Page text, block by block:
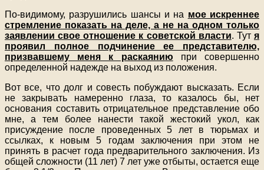
По-видимому, разрушились шансы и на мое искреннее
стремление показать на деле, а не на одном только
заявлении свое отношение к советской власти. Тутя
проявил полное подчинение ее представителю,
призвавшему меня к раскаянию при совершенно
определенной надежде на выход из положения.
Вот все, что долг и совесть побуждают высказать. Если
не закрывать намеренно глаза, то казалось бы, нет
основания составить отрицательное представление обо
мне, а тем более нанести такой жестокий укол, как
присуждение после проведенных 5 лет в тюрьмах и
ссылках, к новым 5 годам заключения при этом не
принять в расчет года предварительного заключения. Из
общей сложности (11 лет) 7 лет уже отбыты, остается еще